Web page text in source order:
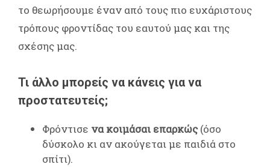
το θεωρήσουμε έναν από τους πιο ευχάριστους
τρόπους φροντίδας του εαυτού μας και της
σχέσης μας.
Τι άλλο μπορείς να κάνεις για να
προστατευτείς;
Φρόντισε να κοιμάσαι επαρκώς(όσο
δύσκολο κι αν ακούγεται με παιδιά στο
σπίτι).